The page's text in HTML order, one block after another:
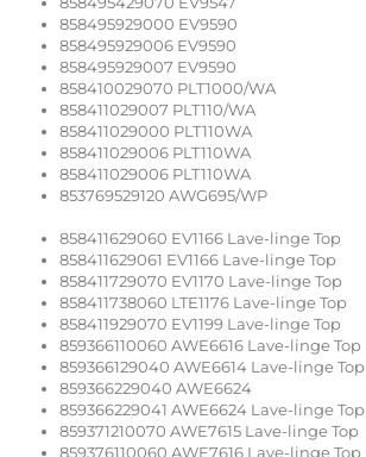
858495929000 EV9590
858495929006 EV9590
858495929007 EV9590
858410029070 PLT1000/WA
858411029007 PLT110/WA
858411029000 PLT110WA
858411029006 PLT110WA
858411029006 PLT110WA
853769529120 AWG695/WP
858411629060 EV1166 Lave-linge Top
858411629061 EV1166 Lave-linge Top
858411729070 EV1170 Lave-linge Top
858411738060 LTE1176 Lave-linge Top
858411929070 EV1199 Lave-linge Top
859366110060 AWE6616 Lave-linge Top
859366129040 AWE6614 Lave-linge Top
859366229040 AWE6624
859366229041 AWE6624 Lave-linge Top
859371210070 AWE7615 Lave-linge Top
859376110060 AWE7616 Lave-linge Top